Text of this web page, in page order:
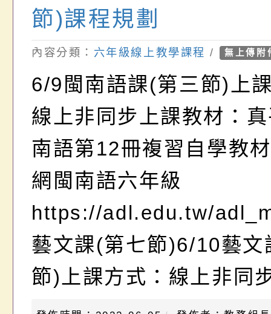
節)課程規劃
內容分類： 六年級線上教學課程 / 無上傳附
6/9閩南語課(第三節)上
線上非同步上課教材：
南語第12冊複習自學教
網閩南語六年級
https://adl.edu.tw/
藝文課(第七節)6/10藝文
節)上課方式：線上非同